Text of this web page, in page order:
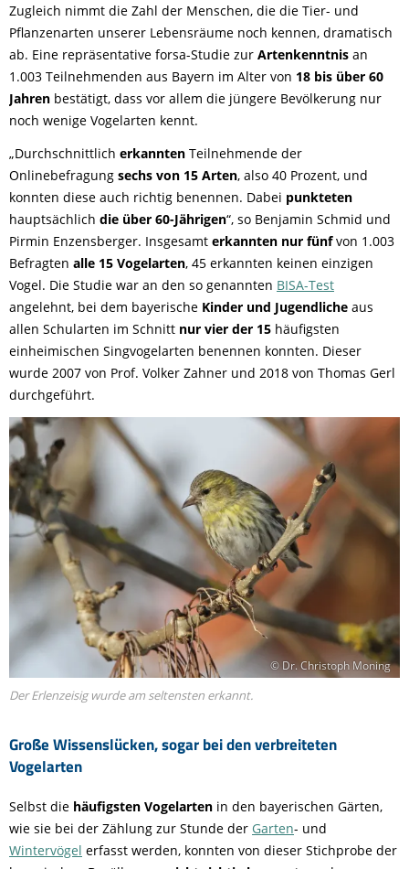
Zugleich nimmt die Zahl der Menschen, die die Tier- und
Pflanzenarten unserer Lebensräume noch kennen, dramatisch
ab. Eine repräsentative forsa-Studie zur Artenkenntnis an
1.003 Teilnehmenden aus Bayern im Alter von 18 bis über 60
Jahren bestätigt, dass vor allem die jüngere Bevölkerung nur
noch wenige Vogelarten kennt.
„Durchschnittlich erkannten Teilnehmende der
Onlinebefragung sechs von 15 Arten, also 40 Prozent, und
konnten diese auch richtig benennen. Dabei punkteten
hauptsächlich die über 60-Jährigen“, so Benjamin Schmid und
Pirmin Enzensberger. Insgesamt erkannten nur fünfvon 1.003
Befragten alle 15 Vogelarten, 45 erkannten keinen einzigen
Vogel. Die Studie war an den so genannten BISA-Test
angelehnt, bei dem bayerische Kinder und Jugendliche aus
allen Schularten im Schnitt nur vier der 15 häufigsten
einheimischen Singvogelarten benennen konnten. Dieser
wurde 2007 von Prof. Volker Zahner und 2018 von Thomas Gerl
durchgeführt.
Große Wissenslücken, sogar bei den verbreiteten
Vogelarten
© Dr. Christoph Moning
Der Erlenzeisig wurde am seltensten erkannt.
Selbst die häufigsten Vogelarten in den bayerischen Gärten,
wie sie bei der Zählung zur Stunde der Garten- und
Wintervögel erfasst werden, konnten von dieser Stichprobe der